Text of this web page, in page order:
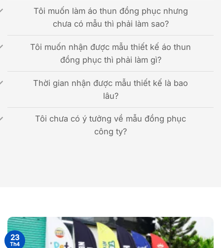
Tôi muốn làm áo thun đồng phục nhưng
chưa có mẫu thì phải làm sao?
Tôi muốn nhận được mẫu thiết kế áo thun
đồng phục thì phải làm gì?
Thời gian nhận được mẫu thiết kế là bao
lâu?
Tôi chưa có ý tưởng về mẫu đồng phục
công ty?
23
Th4